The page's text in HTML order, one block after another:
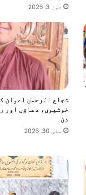
داخلی و خارجی راستہ بند
جون 3, 2026
شجاع الرحمٰن اعوان
خوشیوں، دعاؤں اور
دن
مئی 30, 2026